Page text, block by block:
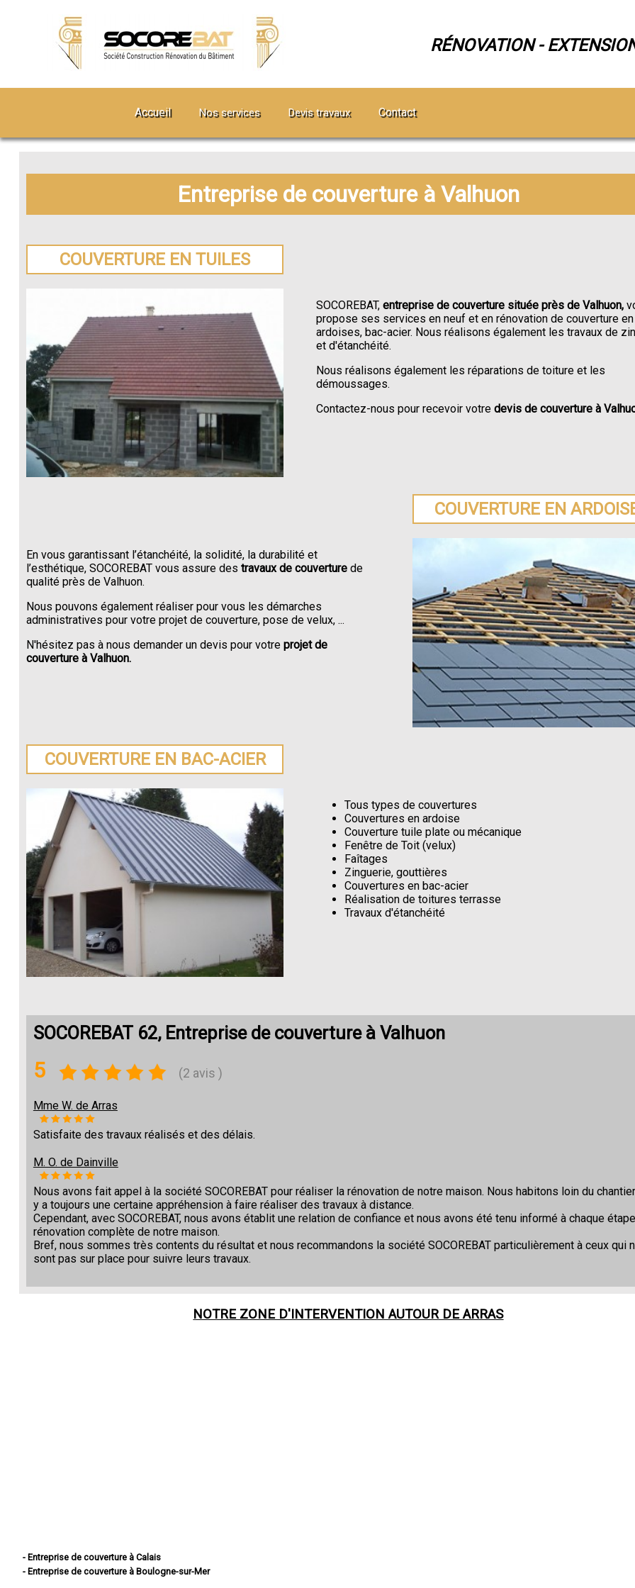
RÉNOVATION -
Accueil Nos services Devis travaux Contact
Entreprise de couverture à Valhuon
COUVERTURE EN TUILES
SOCOREBAT, entreprise de couverture située près de Valhuon,
propose ses services en neuf et en rénovation de couverture
ardoises, bac-acier. Nous réalisons également les travaux de
et d'étanchéité.
Nous réalisons également les réparations de toiture et les
démoussages.
Contactez-nous pour recevoir votre devis de couverture à
COUVERTURE EN
En vous garantissant l’étanchéité, la solidité, la durabilité et
l’esthétique, SOCOREBAT vous assure des travaux de couverturede
qualité près de Valhuon.
Nous pouvons également réaliser pour vous les démarches
administratives pour votre projet de couverture, pose de velux, ...
N'hésitez pas à nous demander un devis pour votre projet de
couverture à Valhuon.
COUVERTURE EN BAC-ACIER
Tous types de couvertures
Couvertures en ardoise
Couverture tuile plate ou mécanique
Fenêtre de Toit (velux)
Faîtages
Zinguerie, gouttières
Couvertures en bac-acier
Réalisation de toitures terrasse
Travaux d'étanchéité
SOCOREBAT 62, Entreprise de couverture à Valhuon
5 (2 avis )
Mme W. de Arras
Satisfaite des travaux réalisés et des délais.
M. O. de Dainville
Nous avons fait appel à la société SOCOREBAT pour réaliser la rénovation de notre maison. Nous habitons loin du
y a toujours une certaine appréhension à faire réaliser des travaux à distance.
Cependant, avec SOCOREBAT, nous avons établit une relation de confiance et nous avons été tenu informé à chaque
rénovation complète de notre maison.
Bref, nous sommes très contents du résultat et nous recommandons la société SOCOREBAT particulièrement à ceux qui
sont pas sur place pour suivre leurs travaux.
NOTRE ZONE D'INTERVENTION AUTOUR DEARRAS
- Entreprise de couverture à Calais
- Entreprise de couverture à Boulogne-sur-Mer